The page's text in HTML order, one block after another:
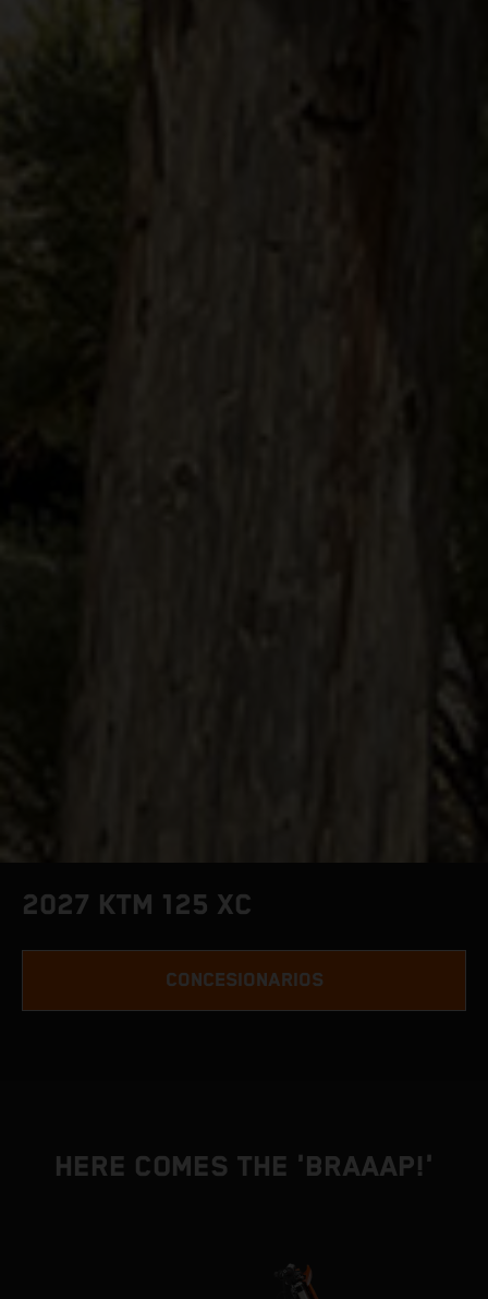
2027 KTM 125 XC
CONCESIONARIOS
HERE COMES THE 'BRAAAP!'